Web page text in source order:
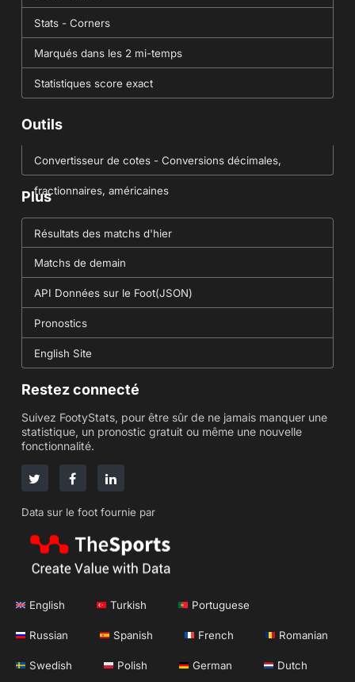
Stats - Corners
Marqués dans les 2 mi-temps
Statistiques score exact
Outils
Convertisseur de cotes - Conversions décimales,
fractionnaires, américaines
Plus
Résultats des matchs d'hier
Matchs de demain
API Données sur le Foot(JSON)
Pronostics
English Site
Restez connecté
Suivez FootyStats, pour être sûr de ne jamais manquer une
statistique, un pronostic gratuit ou même une nouvelle
fonctionnalité.
Data sur le foot fournie par
English Turkish Portuguese
Russian Spanish French Romanian
Swedish Polish German Dutch